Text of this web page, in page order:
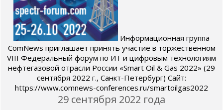
Информационная группа
ComNews приглашает принять участие в торжественном
VIII Федеральный форум по ИТ и цифровым технологиям
нефтегазовой отрасли России «Smart Oil & Gas 2022» (29
сентября 2022 г., Санкт-Петербург) Сайт:
https://www.comnews-conferences.ru/smartoilgas2022
29 сентября 2022 года